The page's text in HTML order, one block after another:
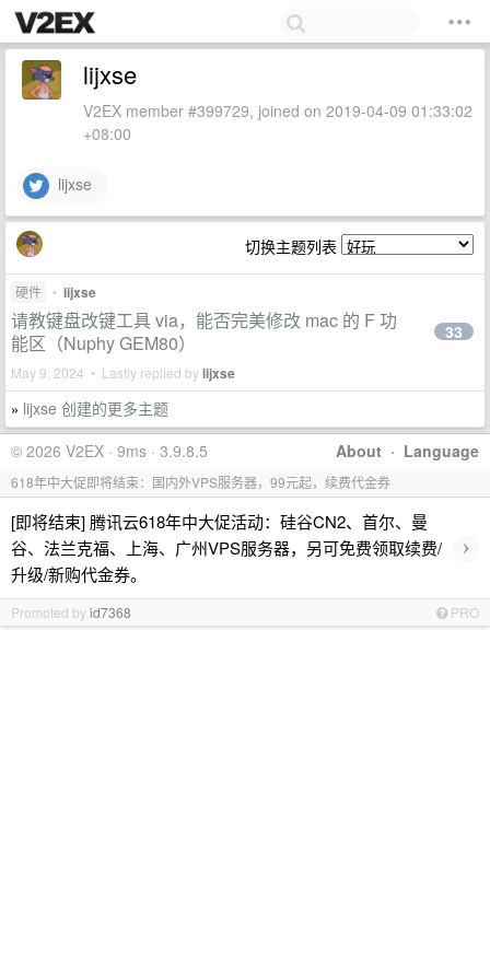
lijxse
V2EX member #399729, joined on 2019-04-09 01:33:02
+08:00
lijxse
切换主题列表
硬件 • lijxse
请教键盘改键工具 via，能否完美修改 mac 的 F 功
能区（Nuphy GEM80）
May 9, 2024 • Lastly replied bylijxse
33
» lijxse 创建的更多主题
About · Language
© 2026 V2EX · 9ms · 3.9.8.5
618年中大促即将结束：国内外VPS服务器，99元起，续费代金券
[即将结束] 腾讯云618年中大促活动：硅谷CN2、首尔、曼
谷、法兰克福、上海、广州VPS服务器，另可免费领取续费/
升级/新购代金券。
›
Promoted byid7368 PRO